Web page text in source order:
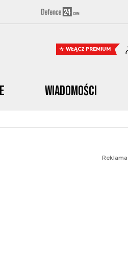
WŁĄCZ PREMIUM
Wiadomości
Reklama